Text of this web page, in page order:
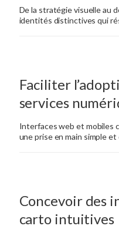
De la stratégie visuelle au
identités distinctives qui
Faciliter
services
Interfaces web et mobiles
une prise en main simple
Concevoir des
carto intuitives